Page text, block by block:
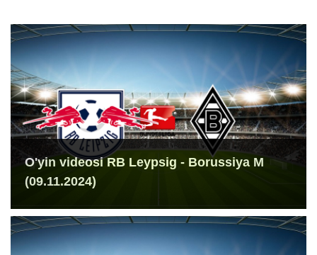
O'yin videosi RB Leypsig - Borussiya M
(09.11.2024)